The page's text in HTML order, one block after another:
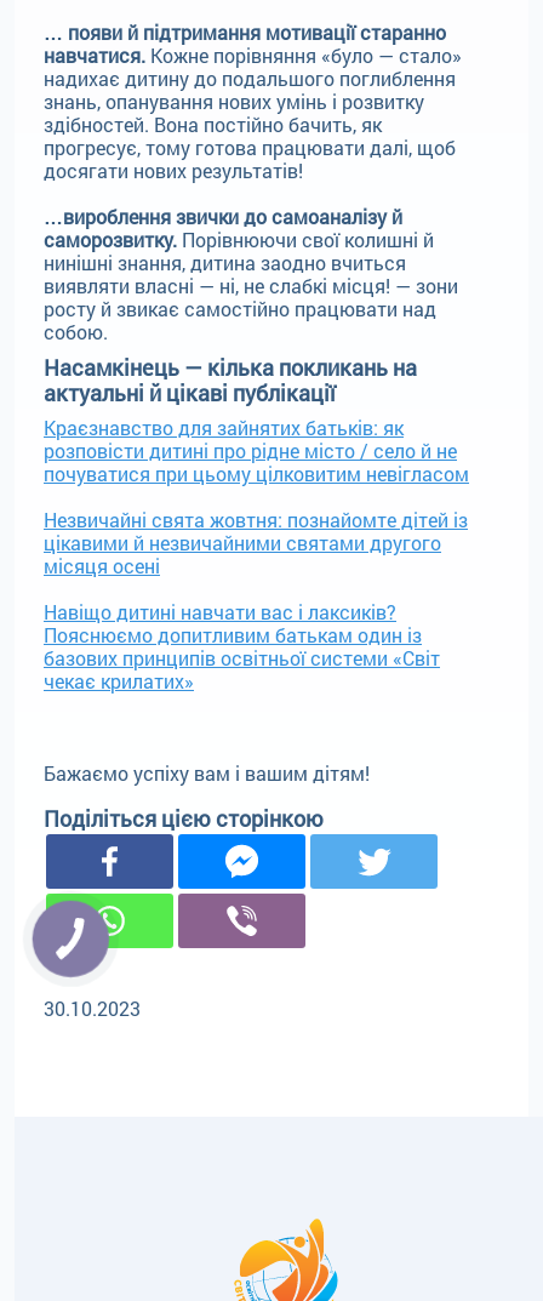
… появи й підтримання мотивації старанно
навчатися. Кожне порівняння «було — стало»
надихає дитину до подальшого поглиблення
знань, опанування нових умінь і розвитку
здібностей. Вона постійно бачить, як
прогресує, тому готова працювати далі, щоб
досягати нових результатів!
…вироблення звички до самоаналізу й
саморозвитку. Порівнюючи свої колишні й
нинішні знання, дитина заодно вчиться
виявляти власні — ні, не слабкі місця! — зони
росту й звикає самостійно працювати над
собою.
Насамкінець — кілька покликань на
актуальні й цікаві публікації
Краєзнавство для зайнятих батьків: як
розповісти дитині про рідне місто / село й не
почуватися при цьому цілковитим невігласом
Незвичайні свята жовтня: познайомте дітей із
цікавими й незвичайними святами другого
місяця осені
Навіщо дитині навчати вас і лаксиків?
Пояснюємо допитливим батькам один із
базових принципів освітньої системи «Світ
чекає крилатих»
Бажаємо успіху вам і вашим дітям!
Поділіться цією сторінкою
30.10.2023